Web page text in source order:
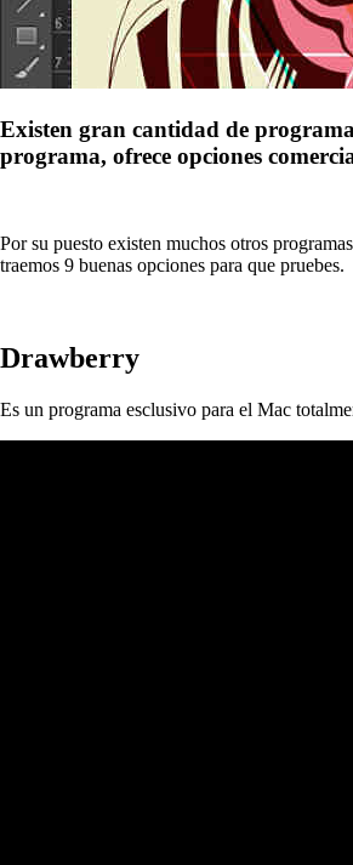
Existen gran cantidad de
programa, ofrece opciones
Por su puesto existen muchos otros
traemos 9 buenas opciones para que pruebes.
Drawberry
Es un programa esclusivo para el Mac